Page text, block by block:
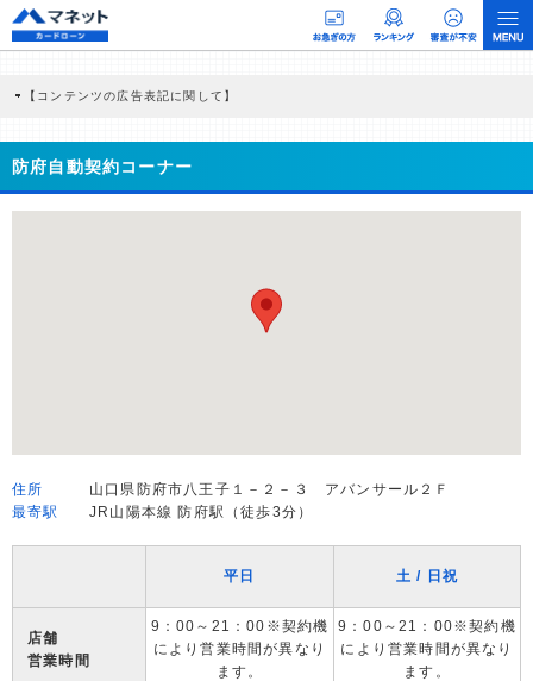
【コンテンツの広告表記に関して】
商品を根拠なくPRするものではなく、当編集部の調査／ユーザーへの口コミ収集な
どに基づき、公平性を担保した情報提供を行っています。
>提携企業一覧
防府自動契約コーナー
住所
山口県防府市八王子１－２－３ アバンサール２Ｆ
最寄駅
JR山陽本線 防府駅（徒歩3分）
平日 土 / 日祝
店舗
営業時間
9：00～21：00※契約機
により営業時間が異なり
ます。
9：00～21：00※契約機
により営業時間が異なり
ます。